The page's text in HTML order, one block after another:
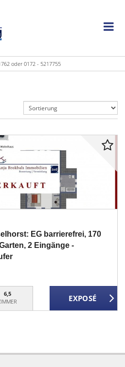
oder 0172 - 5217755
EG barrierefrei, 170
2 Eingänge -
6,5